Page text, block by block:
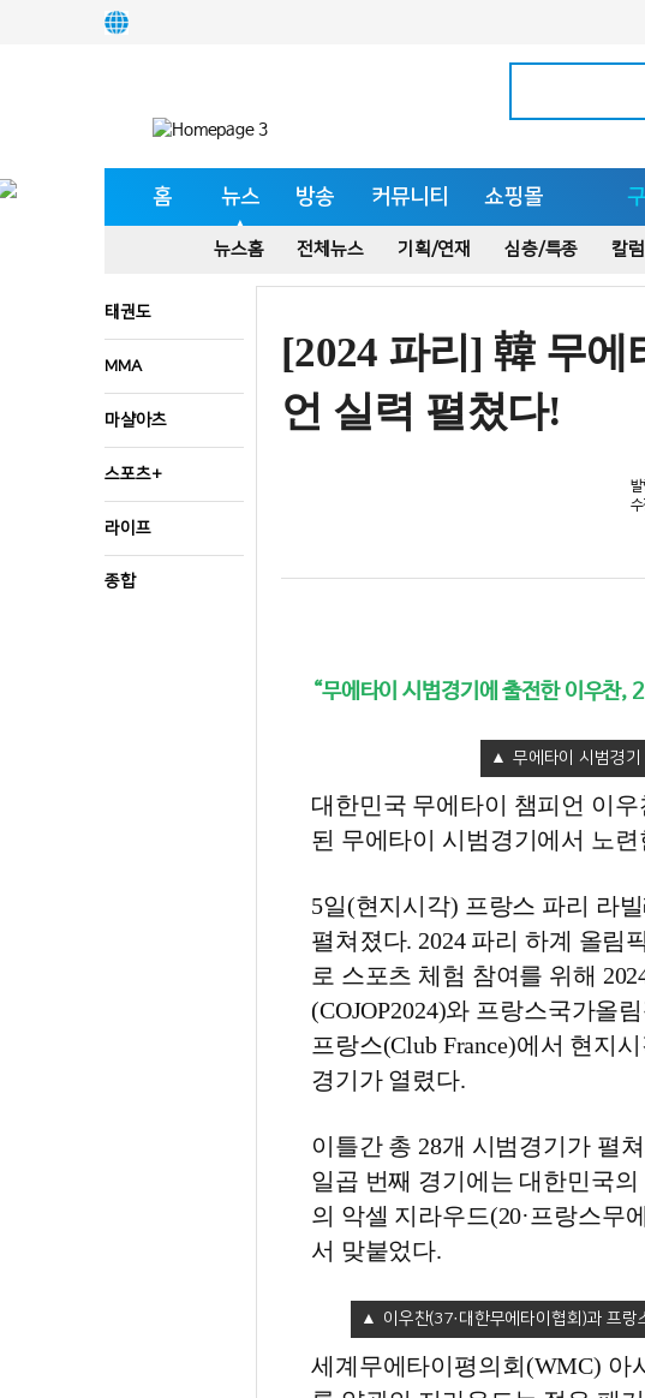
홈 뉴스 방송 커뮤니티 쇼핑몰
뉴스홈 전체뉴스 기획/연재 심층/특종 칼
태권도
MMA
마샬아츠
스포츠+
라이프
종합
[2024 파리] 韓 무
언 실력 펼쳤다!
“무에타이 시범경기에 출전한 이우찬,
무에타이 시범경
대한민국 무에타이 챔피언 이
된 무에타이 시범경기에서 노
5일(현지시각) 프랑스 파리 라
펼쳐졌다. 2024 파리 하계 올림
로 스포츠 체험 참여를 위해
(COJOP2024)와 프랑스국가올
프랑스(Club France)에서 현지
경기가 열렸다.
이틀간 총 28개 시범경기가 펼
일곱 번째 경기에는 대한민국
의 악셀 지라우드(20·프랑스무
서 맞붙었다.
이우찬(37·대한무에타이협회)과 프
세계무에타이평의회(WMC) 아